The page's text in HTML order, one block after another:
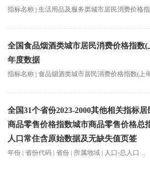
指标名称 | 生活用品及服务类城市居民消费价格指
全国食品烟酒类城市居民消费价格指数(
年度数据
指标名称 | 食品烟酒类城市居民消费价格指数(上年
全国31个省份2023-2000其他相关指标
商品零售价格指数城市商品零售价格总
人口常住含原始数据及无缺失值页签
年份 | 省份代码 | 省份 | 所属地域 | 人口-总人口 ...